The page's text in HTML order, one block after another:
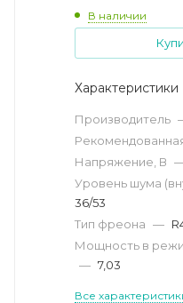
В наличии
Характеристики
Производитель
Напряжение, В
Уровень шума
36/53
Тип фреона —
Мощность в
— 7,03
Все